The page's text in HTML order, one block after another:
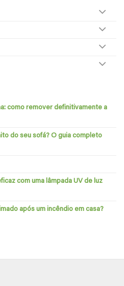
como remover definitivamente a
do seu sofá? O guia completo
com uma lâmpada UV de luz
após um incêndio em casa?